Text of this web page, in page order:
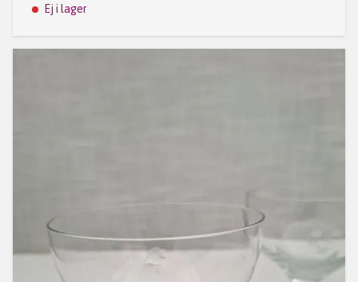
Ej i lager